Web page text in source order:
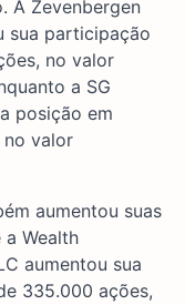
A Zevenbergen
sua participação
no valor
a SG
posição em
no valor
aumentou suas
Wealth
aumentou sua
335.000 ações,